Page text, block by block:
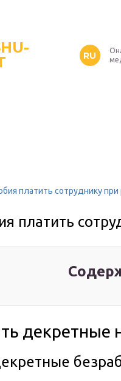
RU
платить сотруднику
платить